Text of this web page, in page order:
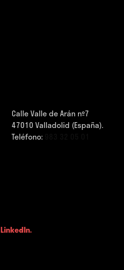
Calle Valle de Arán nº7
47010 Valladolid (España).
Teléfono:
LinkedIn.